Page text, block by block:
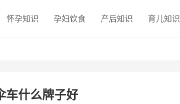
怀孕知识 孕妇饮食 产后知识 育儿知识
车什么牌子好